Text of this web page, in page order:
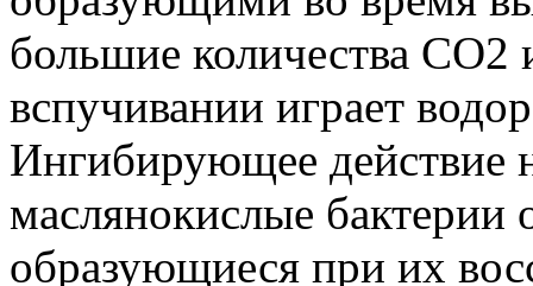
большие количества
вспучивании играет
Ингибирующее действие
маслянокислые бактерии
образующиеся при их